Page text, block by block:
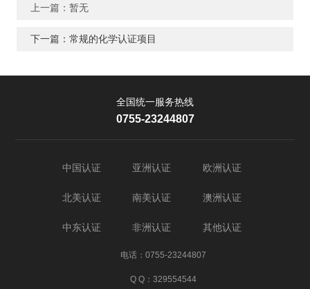
上一篇：暂无
下一篇：常规的化学认证项目
中国认证 亚洲认证 欧洲认证
北美认证 南美认证 澳洲认证
中东认证 非洲认证 其他认证
电话：0755-23244807
Q Q：329554544
全国统一服务热线
0755-23244807